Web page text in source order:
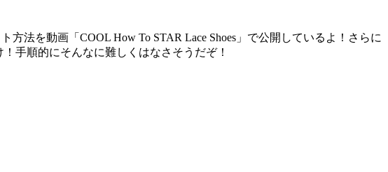
法を動画「COOL How To STAR Lace Shoes」で公開しているよ！さらに
手順的にそんなに難しくはなさそうだぞ！